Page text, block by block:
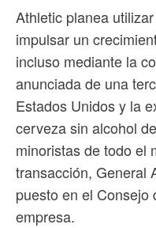
Athletic planea
impulsar un
incluso mediante la
anunciada de una
Estados Unidos y la
cerveza sin alcohol
minoristas de todo el
transacción, General
puesto en el Consejo
empresa.